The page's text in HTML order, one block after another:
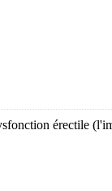
érectile